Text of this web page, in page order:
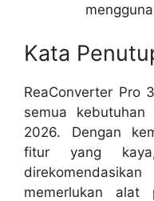
Kata
ReaConverter Pro
semua
2026. Dengan
fitur yang
memerlukan alat